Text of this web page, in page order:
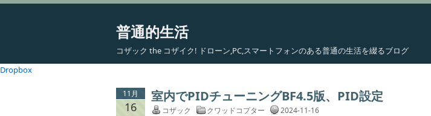
普通的生活
コザック the コザイク! ドローン,PC,スマートフォンのある普通の生活を綴るブログ
Dropbox
11月
16
室内でPIDチューニングBF4.5版、PID設定
コザック クワッドコプター 2024-11-16